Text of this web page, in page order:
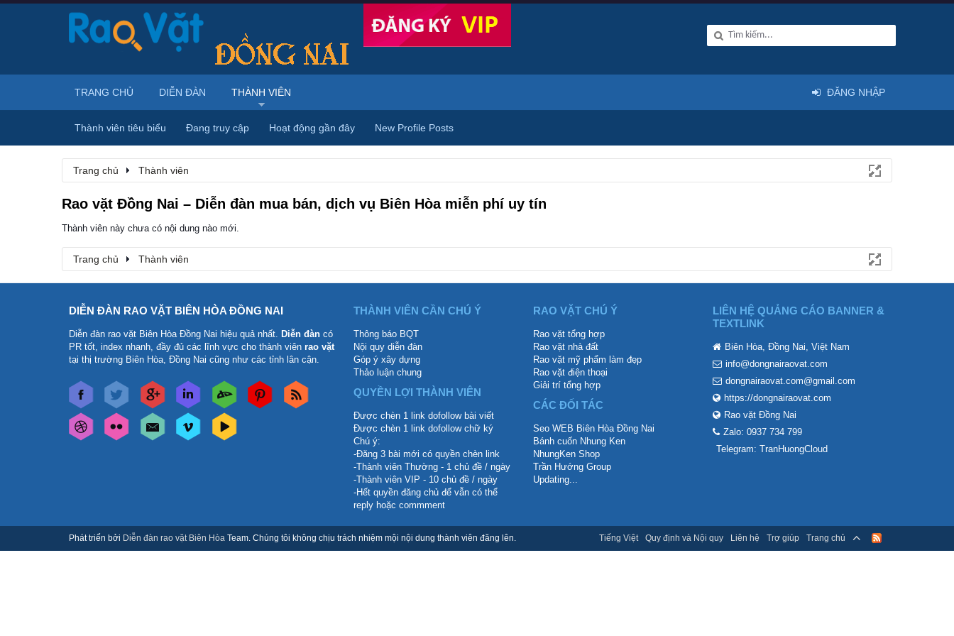
Trang chủ Thành viên
Rao vặt Đồng Nai – Diễn đàn mua bán, dịch vụ Biên Hòa miễn phí uy tín
Thành viên này chưa có nội dung nào mới.
Trang chủ Thành viên
TRANG CHỦ DIỄN ĐÀN THÀNH VIÊN
Thành viên tiêu biểu Đang truy cập Hoạt động gần đây New Profile Posts
ĐĂNG NHẬP
DIỄN ĐÀN RAO VẶT BIÊN HÒA ĐỒNG NAI
Diễn đàn rao vặt Biên Hòa Đồng Nai hiệu quả nhất. Diễn đàn có
PR tốt, index nhanh, đầy đủ các lĩnh vực cho thành viên rao vặt
tại thị trường Biên Hòa, Đồng Nai cũng như các tỉnh lân cận.
THÀNH VIÊN CẦN CHÚ Ý
Thông báo BQT
Nội quy diễn đàn
Góp ý xây dựng
Thảo luận chung
QUYỀN LỢI THÀNH VIÊN
Được chèn 1 link dofollow bài viết
Được chèn 1 link dofollow chữ ký
Chú ý:
-Đăng 3 bài mới có quyền chèn link
-Thành viên Thường - 1 chủ đề / ngày
-Thành viên VIP - 10 chủ đề / ngày
-Hết quyền đăng chủ để vẫn có thể
reply hoặc commment
RAO VẶT CHÚ Ý
Rao vặt tổng hợp
Rao vặt nhà đất
Rao vặt mỹ phẩm làm đẹp
Rao vặt điện thoại
Giải trí tổng hợp
CÁC ĐỐI TÁC
Seo WEB Biên Hòa Đồng Nai
Bánh cuốn Nhung Ken
NhungKen Shop
Trần Hướng Group
Updating...
LIÊN HỆ QUẢNG CÁO BANNER &
TEXTLINK
Biên Hòa, Đồng Nai, Việt Nam
info@dongnairaovat.com
dongnairaovat.com@gmail.com
https://dongnairaovat.com
Rao vặt Đồng Nai
Zalo: 0937 734 799
Telegram: TranHuongCloud
Phát triển bởi Diễn đàn rao vặt Biên Hòa Team. Chúng tôi không chịu trách nhiệm mội nội dung thành viên đăng lên. Tiếng Việt Quy định và Nội quy Liên hệ Trợ giúp Trang chủ